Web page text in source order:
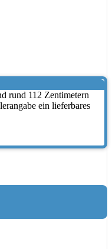
rund 112 Zentimetern
ein lieferbares